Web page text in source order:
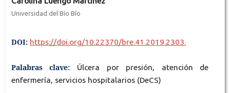
Universidad del Bío Bío
DOI: https://doi.org/10.22370/bre.41.2019.2303.
Palabras clave:
Úlcera por presión, atención de
enfermería, servicios hospitalarios (DeCS)